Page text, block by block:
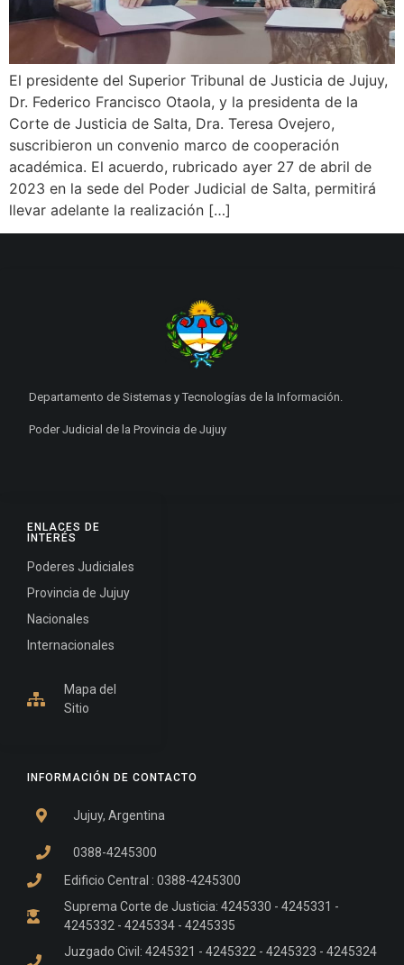
El presidente del Superior Tribunal de Justicia de Jujuy,
Dr. Federico Francisco Otaola, y la presidenta de la
Corte de Justicia de Salta, Dra. Teresa Ovejero,
suscribieron un convenio marco de cooperación
académica. El acuerdo, rubricado ayer 27 de abril de
2023 en la sede del Poder Judicial de Salta, permitirá
llevar adelante la realización […]
INFORMACIÓN DE CONTACTO
Jujuy, Argentina
0388-4245300
Edificio Central : 0388-4245300
Suprema Corte de Justicia: 4245330 - 4245331 -
4245332 - 4245334 - 4245335
Juzgado Civil: 4245321 - 4245322 - 4245323 - 4245324
ENLACES DE
INTERÉS
Poderes Judiciales
Provincia de Jujuy
Nacionales
Internacionales
Mapa del
Sitio
Departamento de Sistemas y Tecnologías de la Información.
Poder Judicial de la Provincia de Jujuy